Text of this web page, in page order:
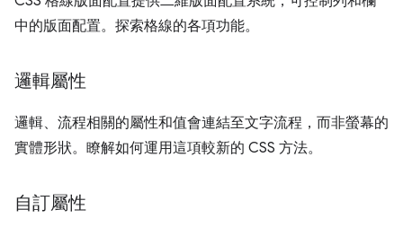
中的版面配置。探索格線的各項功能。
邏輯屬性
邏輯、流程相關的屬性和值會連結至文字流程，而非螢幕的
實體形狀。瞭解如何運用這項較新的 CSS 方法。
自訂屬性